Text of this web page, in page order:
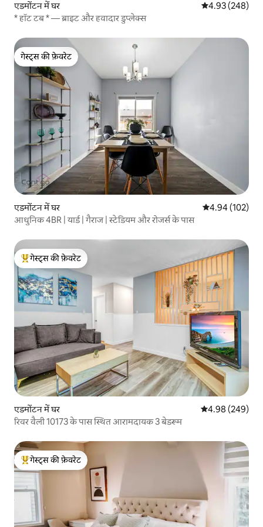
एडमोंटन में घर औसत रेटिंग 5 में से
4.93 (248)
* हॉट टब * — ब्राइट और हवादार डुप्लेक्स
गेस्ट्स की फ़ेवरेट
गेस्ट्स की फ़ेवरेट
एडमोंटन में घर औसत रेटिंग 5 में से
4.94 (102)
आधुनिक 4BR | यार्ड | गैराज | स्टेडियम और रोजर्स के पास
गेस्ट्स का टॉप फ़ेवरेट
गेस्ट्स की फ़ेवरेट
एडमोंटन में घर औसत रेटिंग 5 में से
4.98 (249)
रिवर वैली 10173 के पास स्थित आरामदायक 3 बेडरूम
गेस्ट्स का टॉप फ़ेवरेट
गेस्ट्स की फ़ेवरेट